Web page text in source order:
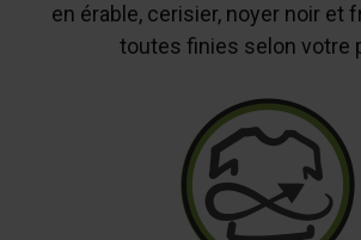
en érable, cerisier, noyer noir et
toutes finies selon votre